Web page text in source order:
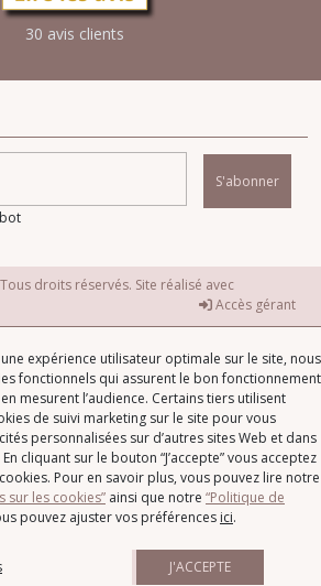
30 avis clients
S'abonner
droits réservés. Site réalisé avec
Accès gérant
expérience utilisateur optimale sur le site, nous
fonctionnels qui assurent le bon fonctionnement
mesurent l’audience. Certains tiers utilisent
de suivi marketing sur le site pour vous
personnalisées sur d’autres sites Web et dans
cliquant sur le bouton “J’accepte” vous acceptez
Pour en savoir plus, vous pouvez lire notre
sur les cookies” ainsi que notre “Politique de
pouvez ajuster vos préférences ici.
J'ACCEPTE